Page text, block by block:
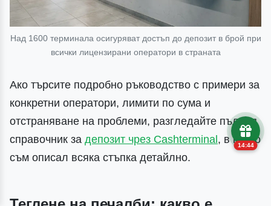
Над 1600 терминала осигуряват достъп до депозит в брой при
всички лицензирани оператори в страната
Ако търсите подробно ръководство с примери за
конкретни оператори, лимити по сума и
отстраняване на проблеми, разгледайте пълния
справочник за депозит чрез Cashterminal , в който
съм описал всяка стъпка детайлно.
14:43